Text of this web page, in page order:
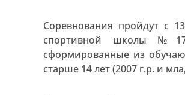
Соревнования пройдут с
спортивной школы №17
сформированные из
старше 14 лет (2007 г.р. и